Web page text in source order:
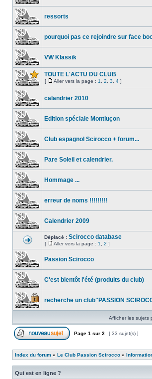
ressorts
pourquoi pas ce rejoindre sur face
VW Klassik
TOUTE L'ACTU DU CLUB
[ Aller vers la page : 1 2 3 4 ]
calandrier 2010
Edition spéciale Montluçon
Club espagnol Scirocco + forum...
Pare Soleil et calendrier.
Hommage ...
erreur de noms !!!!!!!!!
Calendrier 2009
Déplacé : Scirocco database
[ Aller vers la page : 1 2 ]
Passion Scirocco
C'est bientôt l'été (produits du club)
recherche un club"PASSION
Afficher les sujets
Page 1 sur 2 [ 33 sujet(s) ]
Index du forum » Le Club Passion Scirocco »
Qui est en ligne ?